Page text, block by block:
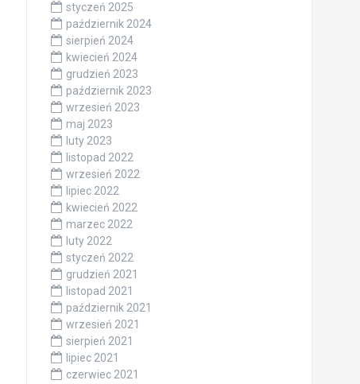
styczeń 2025
październik 2024
sierpień 2024
kwiecień 2024
grudzień 2023
październik 2023
wrzesień 2023
maj 2023
luty 2023
listopad 2022
wrzesień 2022
lipiec 2022
kwiecień 2022
marzec 2022
luty 2022
styczeń 2022
grudzień 2021
listopad 2021
październik 2021
wrzesień 2021
sierpień 2021
lipiec 2021
czerwiec 2021